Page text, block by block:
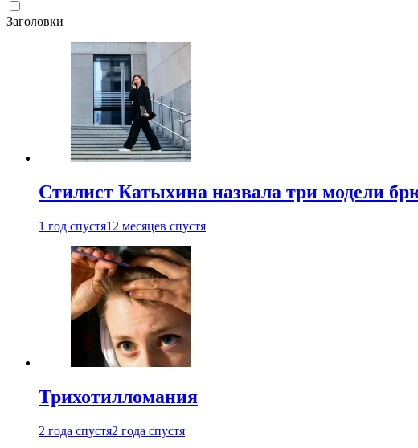
Заголовки
Стилист Катыхина назвала три модели
1 год спустя12 месяцев спустя
Трихотилломания
2 года спустя2 года спустя